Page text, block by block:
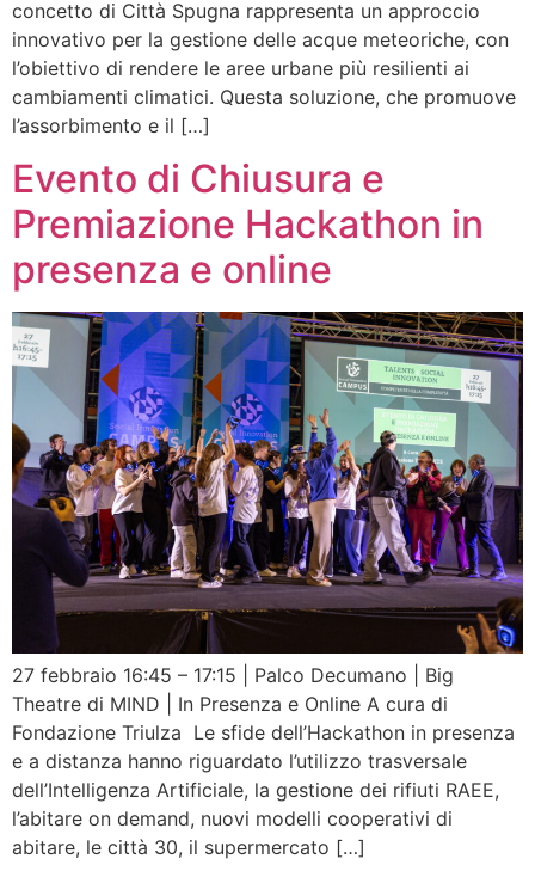
concetto di Città Spugna rappresenta un approccio
innovativo per la gestione delle acque meteoriche, con
l’obiettivo di rendere le aree urbane più resilienti ai
cambiamenti climatici. Questa soluzione, che promuove
l’assorbimento e il […]
Evento di Chiusura e
Premiazione Hackathon in
presenza e online
27 febbraio 16:45 – 17:15 | Palco Decumano | Big
Theatre di MIND | In Presenza e Online A cura di
Fondazione Triulza Le sfide dell’Hackathon in presenza
e a distanza hanno riguardato l’utilizzo trasversale
dell’Intelligenza Artificiale, la gestione dei rifiuti RAEE,
l’abitare on demand, nuovi modelli cooperativi di
abitare, le città 30, il supermercato […]